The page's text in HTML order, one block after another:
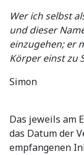
Wer ich selbst
und dieser
einzugehen; er
Körper einst zu
Simon
Das jeweils am
das Datum der
empfangenen